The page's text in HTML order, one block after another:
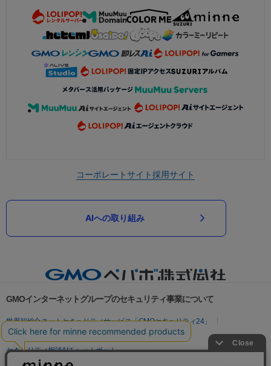
コーポレートサイト採用サイト
AIへの取り組み
GMOインターネットグループのセキュリティ事業について
世界初総合ネットセキュリティサービス「GMOセキュリティ24」
パスワード漏洩診断
Webサイトリスク診断
セキュリティ相談AIチャットボット